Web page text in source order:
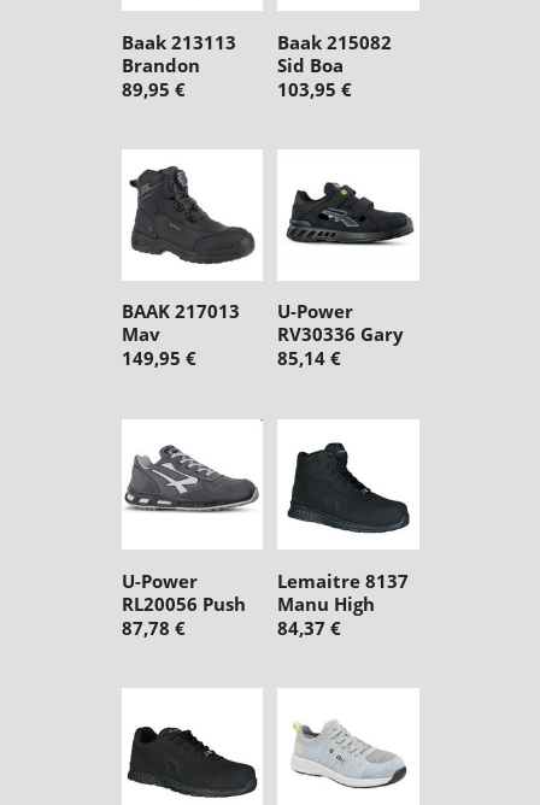
Baak 213113
Brandon
89,95 €
Baak 215082
Sid Boa
103,95 €
BAAK 217013
Mav
149,95 €
U-Power
RV30336 Gary
85,14 €
U-Power
RL20056 Push
87,78 €
Lemaitre 8137
Manu High
84,37 €